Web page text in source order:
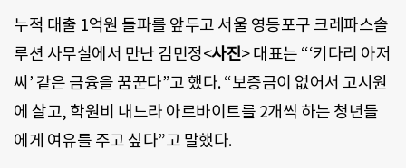
누적 대출 1억원 돌파를 앞두고 서울 영등포구 크레파스솔
루션 사무실에서 만난 김민정<사진> 대표는 “‘키다리 아저
씨’ 같은 금융을 꿈꾼다”고 했다. “보증금이 없어서 고시원
에 살고, 학원비 내느라 아르바이트를 2개씩 하는 청년들
에게 여유를 주고 싶다”고 말했다.